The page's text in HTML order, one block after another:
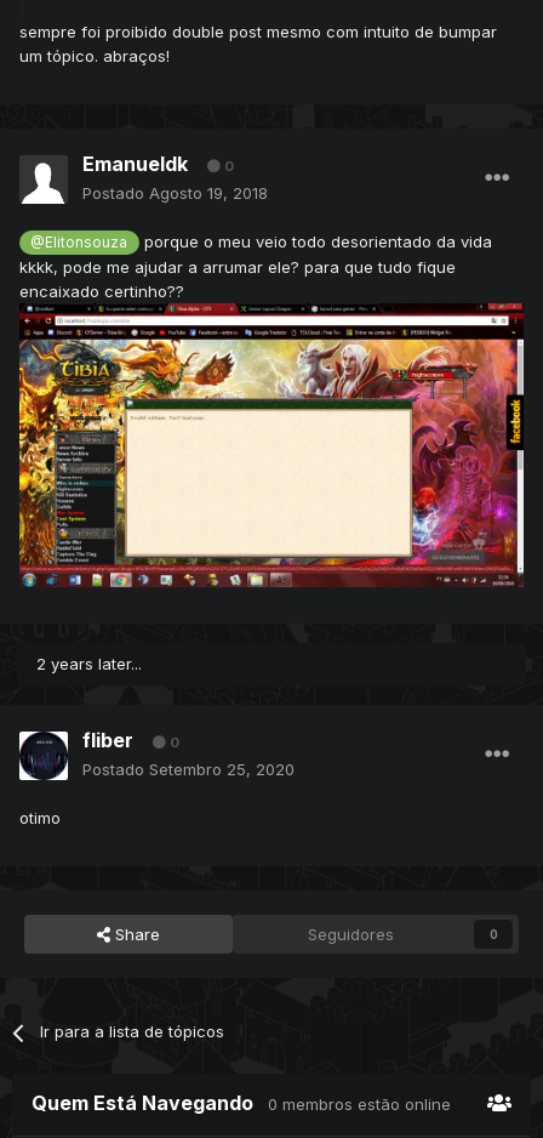
sempre foi proibido double post mesmo com intuito de bumpar
um tópico. abraços!
Emanueldk 0
Postado Agosto 19, 2018
@Elitonsouza
porque o meu veio todo desorientado da vida
kkkk, pode me ajudar a arrumar ele? para que tudo fique
encaixado certinho??
2 years later...
fliber 0
Postado Setembro 25, 2020
otimo
Share Seguidores 0
Ir para a lista de tópicos
Quem Está Navegando 0 membros estão online